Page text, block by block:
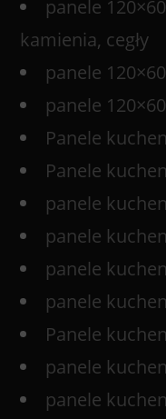
panele
kamienia, cegły
panele
panele
Panele
Panele
panele
panele
panele
panele
Panele
panele
panele